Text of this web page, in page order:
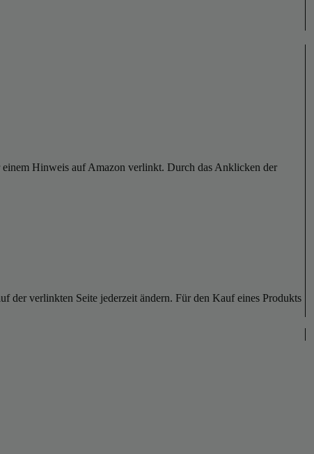
Hinweis auf Amazon verlinkt. Durch das Anklicken der
der verlinkten Seite jederzeit ändern. Für den Kauf eines Produkts